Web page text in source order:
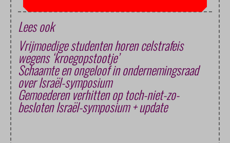
Lees ook
Vrijmoedige studenten horen celstrafeis
wegens ‘kroegopstootje’
Schaamte en ongeloof in ondernemingsraad
over Israël-symposium
Gemoederen verhitten op toch-niet-zo-
besloten Israël-symposium + update